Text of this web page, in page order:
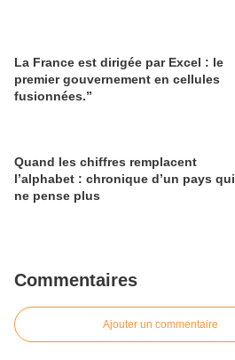
La France est dirigée par Excel : le
premier gouvernement en cellules
fusionnées.”
Quand les chiffres remplacent
l’alphabet : chronique d’un pays qui
ne pense plus
Commentaires
Ajouter un commentaire